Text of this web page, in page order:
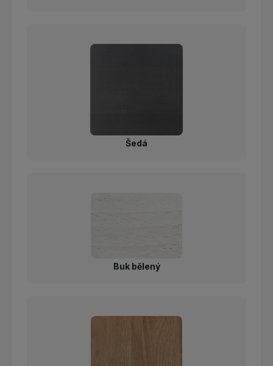
Šedá
Buk bělený